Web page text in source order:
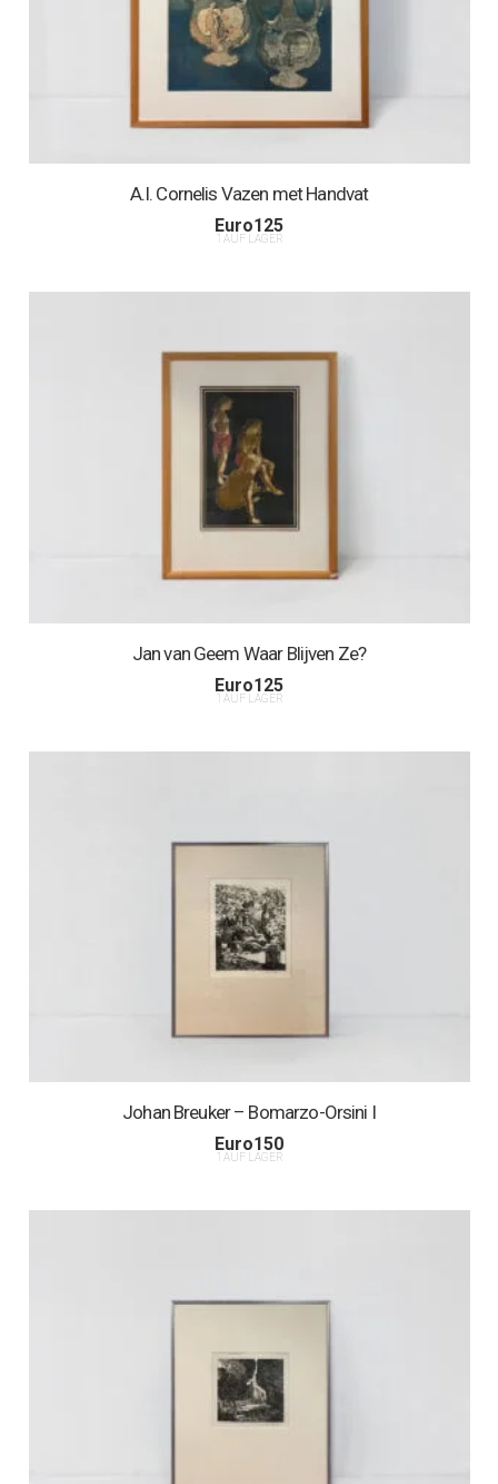
A.I. Cornelis Vazen met Handvat
Euro125
1 AUF LAGER
Jan van Geem Waar Blijven Ze?
Euro125
1 AUF LAGER
Johan Breuker – Bomarzo-Orsini I
Euro150
1 AUF LAGER